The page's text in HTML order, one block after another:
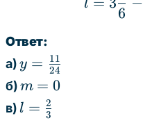
l
6
Ответ:
а)y =
\frac{11}
{24}
y = 24
11
б)m
=
m = 0
в) l =
\frac{2}
l = 3
2